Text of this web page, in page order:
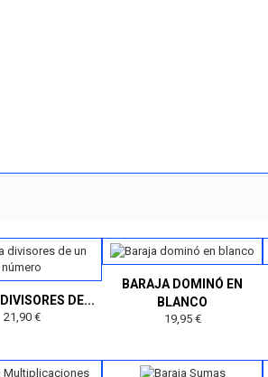
DE...
21,90 €
BARAJA DOMINÓ EN
BLANCO
19,95 €